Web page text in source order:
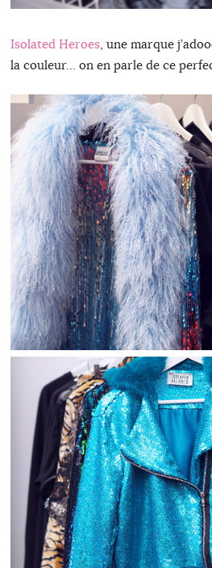
Isolated Heroes, une marque
la couleur… on en parle de ce